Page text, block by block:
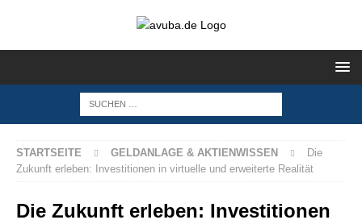
STARTSEITE GELDANLAGE & AKTIENWISSEN
Die
Zukunft erleben: Investitionen in virtuelle und erweiterte Realität
Die Zukunft erleben: Investitionen